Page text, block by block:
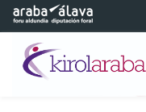
Saltar al contenido